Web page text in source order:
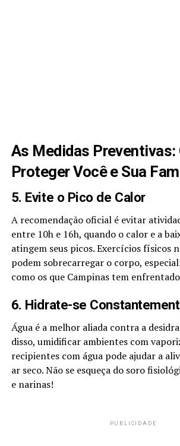
As Medidas Preventivas:
Proteger Você e Sua
5. Evite o Pico de Calor
A recomendação oficial é evitar
entre 10h e 16h, quando o calor e a
atingem seus picos. Exercícios físicos
podem sobrecarregar o corpo,
como os que Campinas tem
6. Hidrate-se
Água é a melhor aliada contra a
disso, umidificar ambientes com
recipientes com água pode ajudar a
ar seco. Não se esqueça do soro
e narinas!
PUBLICIDADE